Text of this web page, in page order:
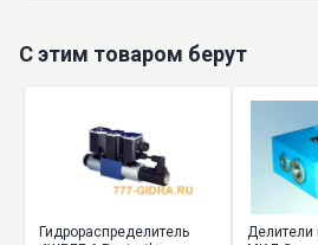
С этим товаром берут
Гидрораспределитель
Делители